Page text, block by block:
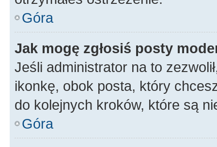
Góra
Jak mogę zgłosiś posty
Jeśli administrator na to
ikonkę, obok posta, który
do kolejnych kroków, które są
Góra